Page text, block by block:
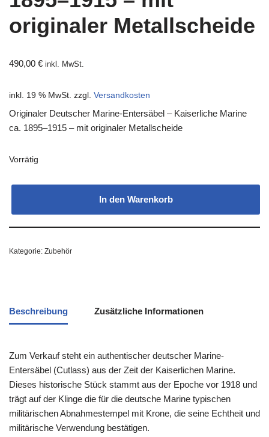
originaler Metallscheide
490,00 € inkl. MwSt.
inkl. 19 % MwSt. zzgl. Versandkosten
Originaler Deutscher Marine-Entersäbel – Kaiserliche Marine
ca. 1895–1915 – mit originaler Metallscheide
Vorrätig
In den Warenkorb
Kategorie: Zubehör
Beschreibung Zusätzliche Informationen
Zum Verkauf steht ein authentischer deutscher Marine-
Entersäbel (Cutlass) aus der Zeit der Kaiserlichen Marine.
Dieses historische Stück stammt aus der Epoche vor 1918 und
trägt auf der Klinge die für die deutsche Marine typischen
militärischen Abnahmestempel mit Krone, die seine Echtheit und
militärische Verwendung bestätigen.